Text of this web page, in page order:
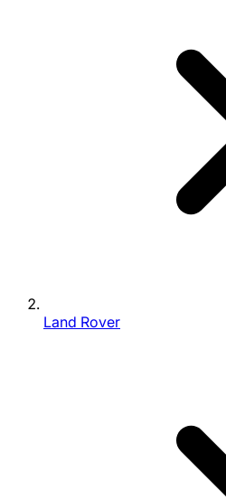
Land Rover